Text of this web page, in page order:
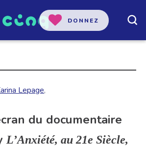
DONNEZ
Lepage,
du documentaire
L’Anxiété, au 21e Siècle,